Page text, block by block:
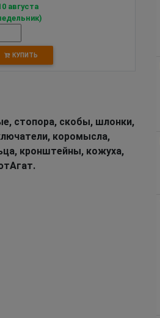
августа
КУПИТЬ
стопора, скобы, шлонки,
коромысла,
кронштейны, кожуха,